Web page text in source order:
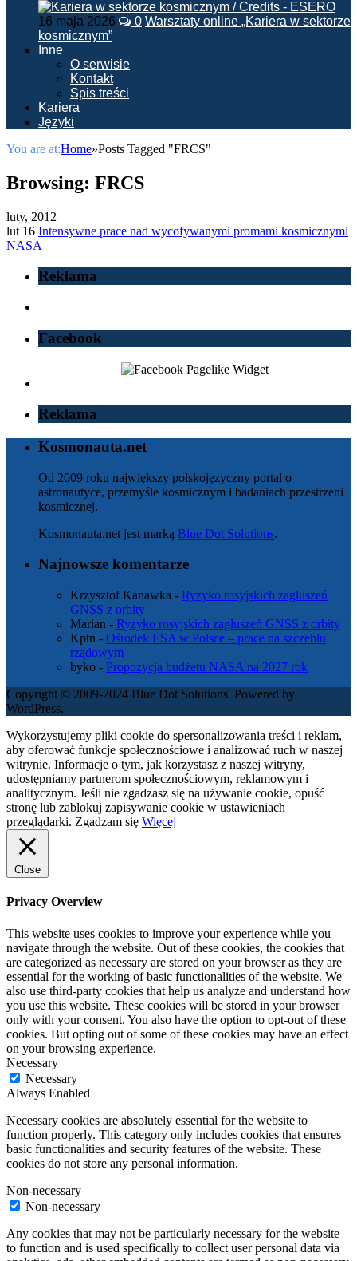
16 maja 2026 0 Warsztaty online „Kariera w sektorze
kosmicznym”
Inne
O serwisie
Kontakt
Spis treści
Kariera
Języki
You are at:Home»Posts Tagged "FRCS"
Browsing: FRCS
luty, 2012
lut 16 Intensywne prace nad wycofywanymi promami kosmicznymi
NASA
Reklama
Facebook
Reklama
Kosmonauta.net
Od 2009 roku największy polskojęzyczny portal o
astronautyce, przemyśle kosmicznym i badaniach przestrzeni
kosmicznej.
Kosmonauta.net jest marką Blue Dot Solutions.
Najnowsze komentarze
Krzysztof Kanawka - Ryzyko rosyjskich zagłuszeń
GNSS z orbity
Marian - Ryzyko rosyjskich zagłuszeń GNSS z orbity
Kptn - Ośrodek ESA w Polsce – prace na szczeblu
rządowym
byko - Propozycja budżetu NASA na 2027 rok
Copyright © 2009-2024 Blue Dot Solutions. Powered by
WordPress.
Wykorzystujemy pliki cookie do spersonalizowania treści i reklam,
aby oferować funkcje społecznościowe i analizować ruch w naszej
witrynie. Informacje o tym, jak korzystasz z naszej witryny,
udostępniamy partnerom społecznościowym, reklamowym i
analitycznym. Jeśli nie zgadzasz się na używanie cookie, opuść
stronę lub zablokuj zapisywanie cookie w ustawieniach
przeglądarki. Zgadzam się Więcej
Close
Privacy Overview
This website uses cookies to improve your experience while you
navigate through the website. Out of these cookies, the cookies that
are categorized as necessary are stored on your browser as they are
essential for the working of basic functionalities of the website. We
also use third-party cookies that help us analyze and understand how
you use this website. These cookies will be stored in your browser
only with your consent. You also have the option to opt-out of these
cookies. But opting out of some of these cookies may have an effect
on your browsing experience.
Necessary
Necessary
Always Enabled
Necessary cookies are absolutely essential for the website to
function properly. This category only includes cookies that ensures
basic functionalities and security features of the website. These
cookies do not store any personal information.
Non-necessary
Non-necessary
Any cookies that may not be particularly necessary for the website
to function and is used specifically to collect user personal data via